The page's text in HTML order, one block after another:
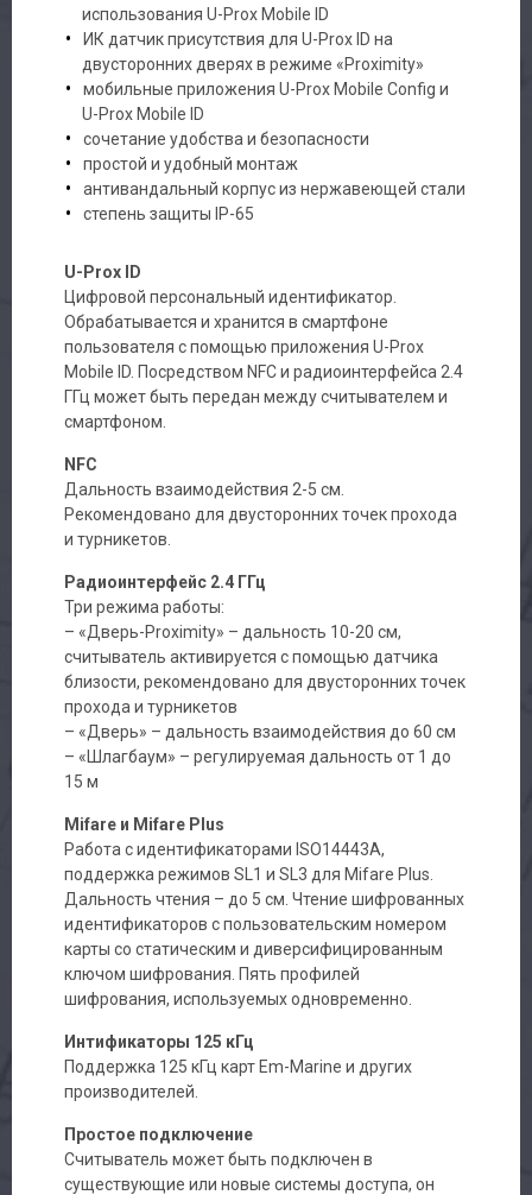
использования U-Prox Mobile ID
ИК датчик присутствия для U-Prox ID на
двусторонних дверях в режиме «Proximity»
мобильные приложения U-Prox Mobile Config и
U-Prox Mobile ID
сочетание удобства и безопасности
простой и удобный монтаж
антивандальный корпус из нержавеющей стали
степень защиты IP-65
U-Prox ID
Цифровой персональный идентификатор.
Обрабатывается и хранится в смартфоне
пользователя с помощью приложения U-Prox
Mobile ID. Посредством NFC и радиоинтерфейса 2.4
ГГц может быть передан между считывателем и
смартфоном.
NFC
Дальность взаимодействия 2-5 см.
Рекомендовано для двусторонних точек прохода
и турникетов.
Радиоинтерфейс 2.4 ГГц
Три режима работы:
– «Дверь-Proximity» – дальность 10-20 см,
считыватель активируется с помощью датчика
близости, рекомендовано для двусторонних точек
прохода и турникетов
– «Дверь» – дальность взаимодействия до 60 см
– «Шлагбаум» – регулируемая дальность от 1 до
15 м
Mifare и Mifare Plus
Работа с идентификаторами ISO14443A,
поддержка режимов SL1 и SL3 для Mifare Plus.
Дальность чтения – до 5 см. Чтение шифрованных
идентификаторов с пользовательским номером
карты со статическим и диверсифицированным
ключом шифрования. Пять профилей
шифрования, используемых одновременно.
Интификаторы 125 кГц
Поддержка 125 кГц карт Em-Marine и других
производителей.
Простое подключение
Считыватель может быть подключен в
существующие или новые системы доступа, он